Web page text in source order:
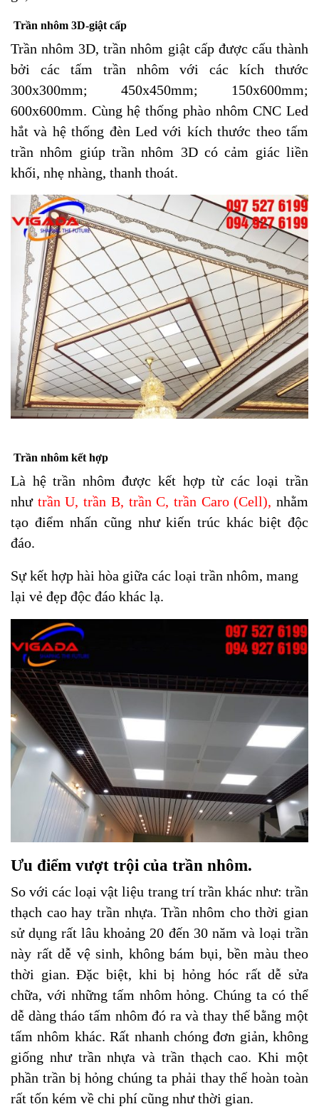
Trần nhôm 3D-giật cấp
Trần nhôm 3D, trần nhôm giật cấp được cấu thành
bởi các tấm trần nhôm với các kích thước
300x300mm; 450x450mm; 150x600mm;
600x600mm. Cùng hệ thống phào nhôm CNC Led
hắt và hệ thống đèn Led với kích thước theo tấm
trần nhôm giúp trần nhôm 3D có cảm giác liền
khối, nhẹ nhàng, thanh thoát.
Trần nhôm kết hợp
Là hệ trần nhôm được kết hợp từ các loại trần
như trần U,trần B, trần C, trần Caro (Cell), nhằm
tạo điểm nhấn cũng như kiến trúc khác biệt độc
đáo.
Sự kết hợp hài hòa giữa các loại trần nhôm, mang
lại vẻ đẹp độc đáo khác lạ.
Ưu điểm vượt trội của trần nhôm.
So với các loại vật liệu trang trí trần khác như: trần
thạch cao hay trần nhựa. Trần nhôm cho thời gian
sử dụng rất lâu khoảng 20 đến 30 năm và loại trần
này rất dễ vệ sinh, không bám bụi, bền màu theo
thời gian. Đặc biệt, khi bị hỏng hóc rất dễ sửa
chữa, với những tấm nhôm hỏng. Chúng ta có thể
dễ dàng tháo tấm nhôm đó ra và thay thế bằng một
tấm nhôm khác. Rất nhanh chóng đơn giản, không
giống như trần nhựa và trần thạch cao. Khi một
phần trần bị hỏng chúng ta phải thay thế hoàn toàn
rất tốn kém về chi phí cũng như thời gian.